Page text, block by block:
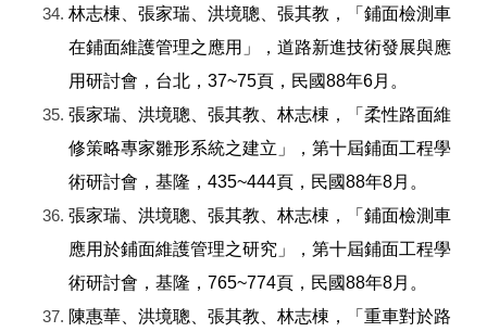
林志棟、張家瑞、洪境聰、張其教，「鋪面檢測車
在鋪面維護管理之應用」，道路新進技術發展與應
用研討會，台北，37~75頁，民國88年6月。
張家瑞、洪境聰、張其教、林志棟，「柔性路面維
修策略專家雛形系統之建立」，第十屆鋪面工程學
術研討會，基隆，435~444頁，民國88年8月。
張家瑞、洪境聰、張其教、林志棟，「鋪面檢測車
應用於鋪面維護管理之研究」，第十屆鋪面工程學
術研討會，基隆，765~774頁，民國88年8月。
陳惠華、洪境聰、張其教、林志棟，「重車對於路